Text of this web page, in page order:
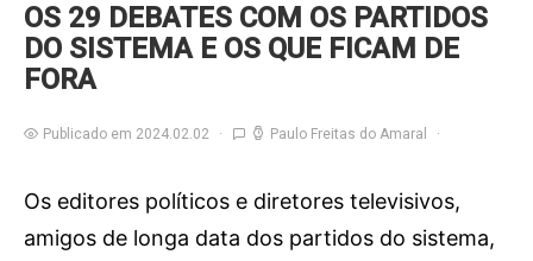
OS 29 DEBATES COM OS PARTIDOS
DO SISTEMA E OS QUE FICAM DE
FORA
Publicado em 2024.02.02 Paulo Freitas do Amaral
Os editores políticos e diretores televisivos,
amigos de longa data dos partidos do sistema,